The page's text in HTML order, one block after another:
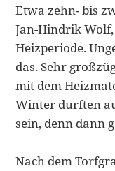
Etwa zehn- bis
Jan-Hindrik
Heizperiode.
das. Sehr
mit dem
Winter durften
sein, denn dann
Nach dem